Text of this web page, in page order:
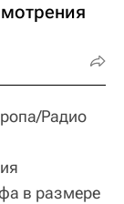
Радио
в размере